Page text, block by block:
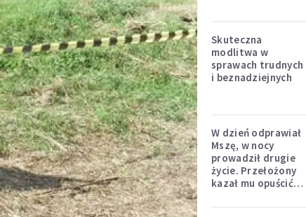
Skuteczna
modlitwa w
sprawach trudnych
i beznadziejnych
W dzień odprawiał
Mszę, w nocy
prowadził drugie
życie. Przełożony
kazał mu opuścić